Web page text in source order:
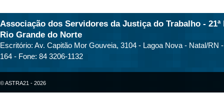
Associação dos Servidores da Justiça do Trabalho - 21ª
Rio Grande do Norte
Escritório: Av. Capitão Mor Gouveia, 3104 - Lagoa Nova - Natal/RN
164 - Fone: 84 3206-1132
© ASTRA21 - 2026